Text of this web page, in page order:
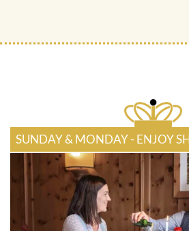
SUNDAY & MONDAY - ENJOY